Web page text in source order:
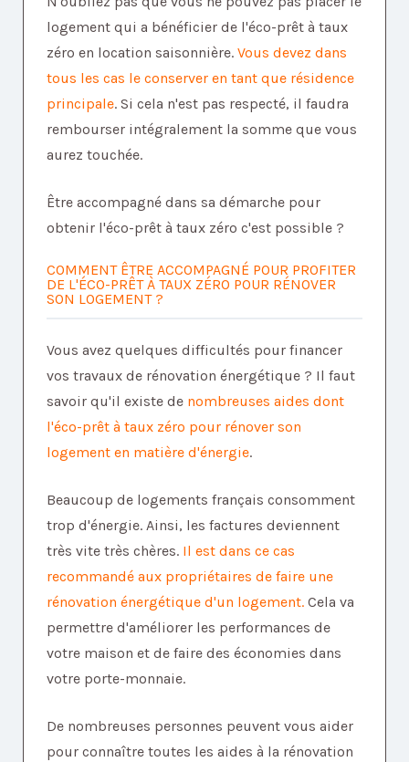
logement qui a bénéficier de l'éco-prêt à taux
zéro en location saisonnière. Vous devez dans
tous les cas le conserver en tant que résidence
principale. Si cela n'est pas respecté, il faudra
rembourser intégralement la somme que vous
aurez touchée.
Être accompagné dans sa démarche pour
obtenir l'éco-prêt à taux zéro c'est possible ?
COMMENT ÊTRE ACCOMPAGNÉ POUR PROFITER
DE L'ÉCO-PRÊT À TAUX ZÉRO POUR RÉNOVER
SON LOGEMENT ?
Vous avez quelques difficultés pour financer
vos travaux de rénovation énergétique ? Il faut
savoir qu'il existe de nombreuses aides dont
l'éco-prêt à taux zéro pour rénover son
logement en matière d'énergie.
Beaucoup de logements français consomment
trop d'énergie. Ainsi, les factures deviennent
très vite très chères. Il est dans ce cas
recommandé aux propriétaires de faire une
rénovation énergétique d'un logement. Cela va
permettre d'améliorer les performances de
votre maison et de faire des économies dans
votre porte-monnaie.
De nombreuses personnes peuvent vous aider
pour connaître toutes les aides à la rénovation